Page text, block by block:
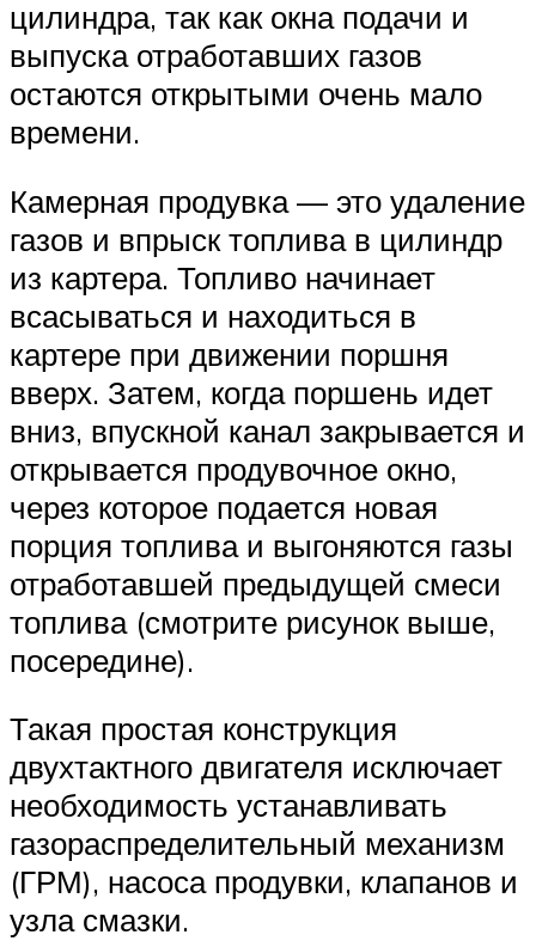
цилиндра, так как окна подачи и
выпуска отработавших газов
остаются открытыми очень мало
времени.
Камерная продувка — это удаление
газов и впрыск топлива в цилиндр
из картера. Топливо начинает
всасываться и находиться в
картере при движении поршня
вверх. Затем, когда поршень идет
вниз, впускной канал закрывается и
открывается продувочное окно,
через которое подается новая
порция топлива и выгоняются газы
отработавшей предыдущей смеси
топлива (смотрите рисунок выше,
посередине).
Такая простая конструкция
двухтактного двигателя исключает
необходимость устанавливать
газораспределительный механизм
(ГРМ), насоса продувки, клапанов и
узла смазки.